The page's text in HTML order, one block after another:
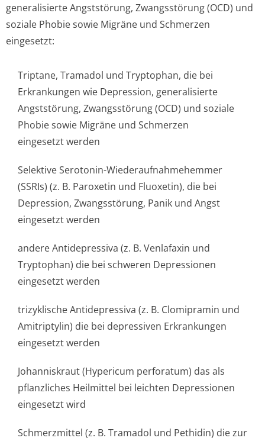
generalisierte Angststörung, Zwangsstörung (OCD) und
soziale Phobie sowie Migräne und Schmerzen
eingesetzt:
Triptane, Tramadol und Tryptophan, die bei
Erkrankungen wie Depression, generalisierte
Angststörung, Zwangsstörung (OCD) und soziale
Phobie sowie Migräne und Schmerzen
eingesetzt werden
Selektive Serotonin-Wiederaufnahme­hemmer
(SSRIs) (z. B. Paroxetin und Fluoxetin), die bei
Depression, Zwangsstörung, Panik und Angst
eingesetzt werden
andere Antidepressiva (z. B. Venlafaxin und
Tryptophan) die bei schweren Depressionen
eingesetzt werden
trizyklische Antidepressiva (z. B. Clomipramin und
Amitriptylin) die bei depressiven Erkrankungen
eingesetzt werden
Johanniskraut (Hypericum perforatum) das als
pflanzliches Heilmittel bei leichten Depressionen
eingesetzt wird
Schmerzmittel (z. B. Tramadol und Pethidin) die zur